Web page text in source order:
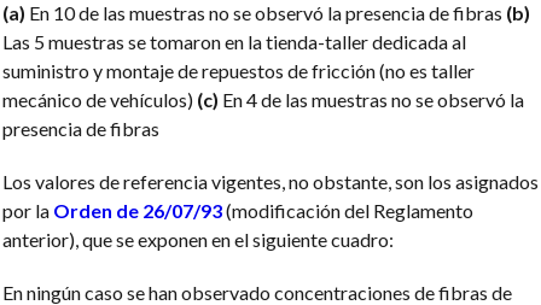
(a) En 10 de las muestras no se observó la presencia de fibras (b)
Las 5 muestras se tomaron en la tienda-taller dedicada al
suministro y montaje de repuestos de fricción (no es taller
mecánico de vehículos) (c) En 4 de las muestras no se observó la
presencia de fibras
Los valores de referencia vigentes, no obstante, son los asignados
por la Orden de 26/07/93(modificación del Reglamento
anterior), que se exponen en el siguiente cuadro:
En ningún caso se han observado concentraciones de fibras de